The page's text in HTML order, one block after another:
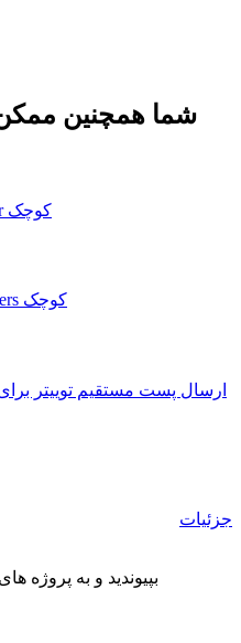
شما همچنین
یک پست توییتر از KOL / Influencer کوچک
پنج پست توییتر از KOLs / Influencers کوچک
ارسال پست مستقیم توییتر برای 5000 علاقه‌مند به ارزهای
جزئیات